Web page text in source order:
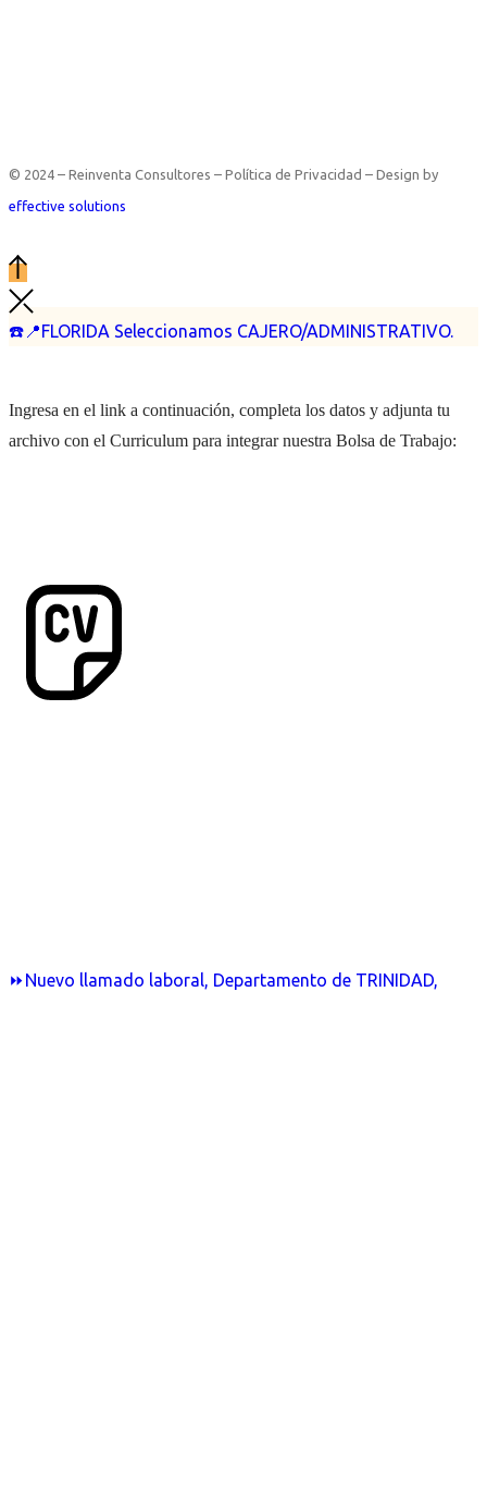
☎️📍FLORIDA Seleccionamos CAJERO/ADMINISTRATIVO.
⏩Nuevo llamado laboral, Departamento de TRINIDAD,
© 2024 – Reinventa Consultores – Política de Privacidad – Design by
effective solutions
Ingresa en el link a continuación, completa los datos y adjunta tu
archivo con el Curriculum para integrar nuestra Bolsa de Trabajo: